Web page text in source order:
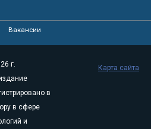
Вакансии
г.
в
в сфере
и
Карта сайта